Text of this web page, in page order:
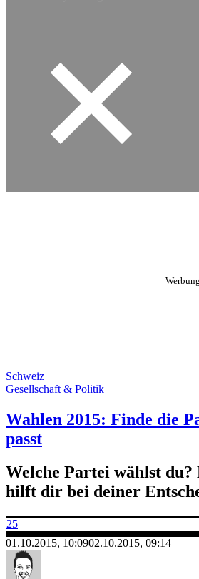
Schweiz
Gesellschaft & Politik
Wahlen 2015: Finde die
passt
Welche Partei wählst
hilft dir bei deiner
25
01.10.2015, 10:0902.10.2015, 09:14